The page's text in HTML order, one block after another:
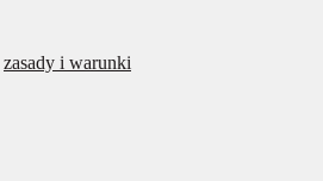
zasady i warunki